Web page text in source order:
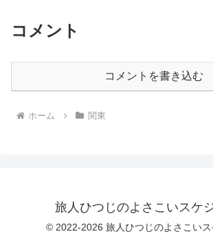
コメント
コメントを書き込む
ホーム 関東
旅人ひつじのよさこいスケ
© 2022-2026 旅人ひつじのよさこいス